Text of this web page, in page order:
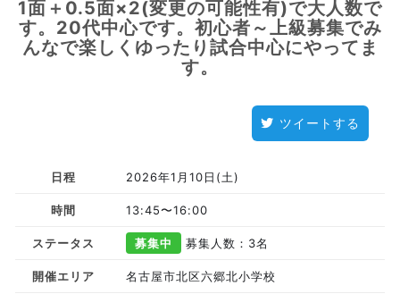
1面＋0.5面×2(変更の可能性有)で大人数で
す。20代中心です。初心者～上級募集でみ
んなで楽しくゆったり試合中心にやってま
す。
ツイートする
日程 2026年1月10日(土)
時間 13:45〜16:00
ステータス 募集中 募集人数：3名
開催エリア 名古屋市北区六郷北小学校